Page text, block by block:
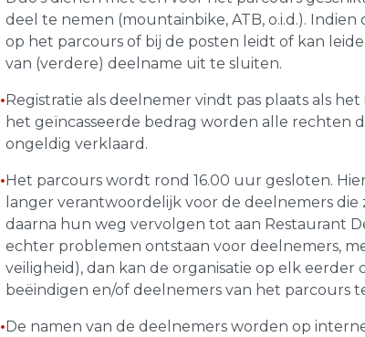
deel te nemen (mountainbike, ATB, o.i.d.).
op het parcours of bij de posten leidt of kan
van (verdere) deelname uit te sluiten.
•Registratie als deelnemer vindt pas plaats als
het geïncasseerde bedrag worden alle rechten
ongeldig verklaard.
•Het parcours wordt rond 16.00 uur gesloten.
langer verantwoordelijk voor de deelnemers
daarna hun weg vervolgen tot aan Restaurant
echter problemen ontstaan voor deelnemers,
veiligheid), dan kan de organisatie op elk
beëindigen en/of deelnemers van het parcours
•De namen van de deelnemers worden op